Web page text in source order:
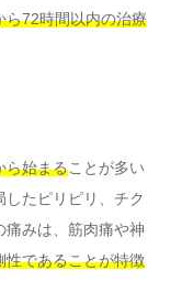
ら72時間以内の治療
ら始まることが多い
たピリピリ、チク
痛みは、筋肉痛や神
性であることが特徴